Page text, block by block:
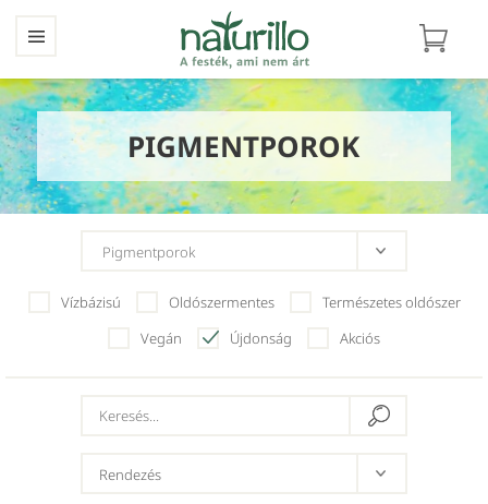
PIGMENTPOROK
Vízbázisú Oldószermentes
Természetes oldószer
Vegán
Újdonság Akciós